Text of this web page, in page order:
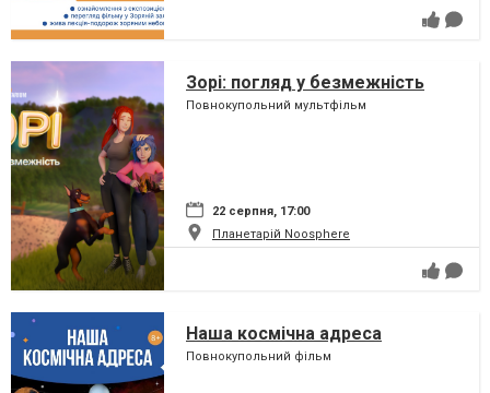
Зорі: погляд у безмежність
Повнокупольний мультфільм
22 серпня, 17:00
Планетарій Noosphere
Наша космічна адреса
Повнокупольний фільм